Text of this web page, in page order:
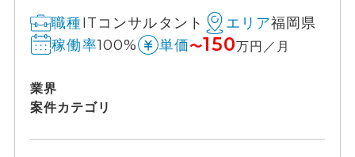
職種ITコンサルタント エリア福岡県
稼働率100% 単価〜150万円／月
業界
案件カテゴリ